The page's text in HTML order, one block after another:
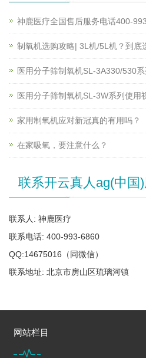
神鹿医疗全国售后服务电话400-
制氧机选购攻略| 3L机/5L机？到底
医用分子筛制氧机SL-3A330/530
医用分子筛制氧机SL-3W系列使用
家用制氧机应对新冠真的有用吗？
在家吸氧，要注意什么？
联系开云真人ag(中国
联系人: 神鹿医疗
联系电话: 400-993-6860
QQ:14675016（同微信）
联系地址: 北京市房山区琉璃河镇
网站栏目